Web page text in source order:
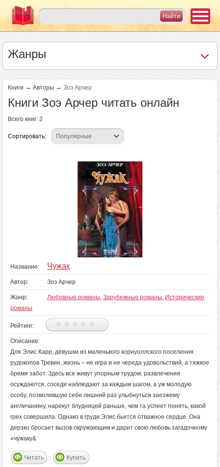
Жанры
Книги → Авторы → Зоэ Арчер
Книги Зоэ Арчер читать онлайн
Всего книг: 2
Сортировать:
Название: Чужак
Автор: Зоэ Арчер
Жанр: Любовные романы, Зарубежные романы, Исторические
романы
Рейтинг:
Описание:
Для Элис Карр, девушки из маленького корнуоллского поселения
рудокопов Тревин, жизнь – не игра и не череда удовольствий, а тяжкое
бремя забот. Здесь все живут упорным трудом, развлечения
осуждаются, соседи наблюдают за каждым шагом, а уж молодую
особу, позволившую себе лишний раз улыбнуться заезжему
англичанину, нарекут блудницей раньше, чем та успеет понять, какой
грех совершила. Однако в груди Элис бьется отважное сердце. Она
дерзко бросает вызов окружающим и дарит свою любовь загадочному
«чужаку&
Читать Купить